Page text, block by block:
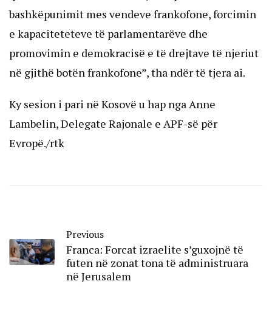
bashkëpunimit mes vendeve frankofone, forcimin
e kapaciteteteve të parlamentarëve dhe
promovimin e demokracisë e të drejtave të njeriut
në gjithë botën frankofone”, tha ndër të tjera ai.
Ky sesion i pari në Kosovë u hap nga Anne
Lambelin, Delegate Rajonale e APF-së për
Evropë./rtk
Previous
Franca: Forcat izraelite s’guxojnë të
futen në zonat tona të administruara
në Jerusalem